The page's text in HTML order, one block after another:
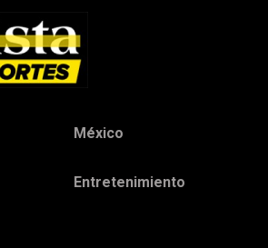
México
Entretenimiento